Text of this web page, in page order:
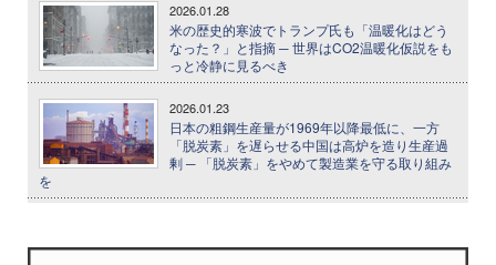
2026.01.28
米の歴史的寒波でトランプ氏も「温暖化はどう
なった？」と指摘 ─ 世界はCO2温暖化仮説をも
っと冷静に見るべき
2026.01.23
日本の粗鋼生産量が1969年以降最低に、一方
「脱炭素」を遅らせる中国は高炉を造り生産過
剰 ─ 「脱炭素」をやめて製造業を守る取り組み
を